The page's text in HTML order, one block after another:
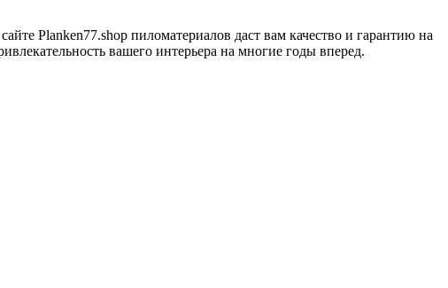
Planken77.shop пиломатериалов даст вам качество и гарантию на
вашего интерьера на многие годы вперед.